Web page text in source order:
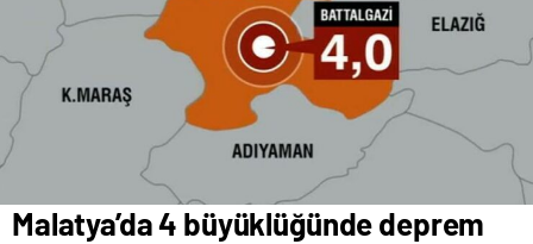
Malatya’da 4 büyüklüğünde deprem